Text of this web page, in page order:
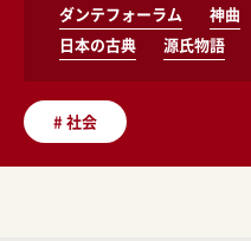
ダンテフォーラム 神曲
日本の古典
源氏物語
#社会